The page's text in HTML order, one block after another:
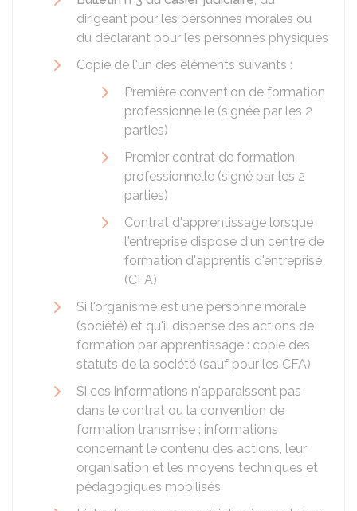
dirigeant pour les personnes morales ou
du déclarant pour les personnes physiques
Copie de l'un des éléments suivants :
Première convention de formation
professionnelle (signée par les 2
parties)
Premier contrat de formation
professionnelle (signé par les 2
parties)
Contrat d'apprentissage lorsque
l'entreprise dispose d'un centre de
formation d'apprentis d'entreprise
(CFA)
Si l'organisme est une personne morale
(société) et qu'il dispense des actions de
formation par apprentissage : copie des
statuts de la société (sauf pour les CFA)
Si ces informations n'apparaissent pas
dans le contrat ou la convention de
formation transmise : informations
concernant le contenu des actions, leur
organisation et les moyens techniques et
pédagogiques mobilisés